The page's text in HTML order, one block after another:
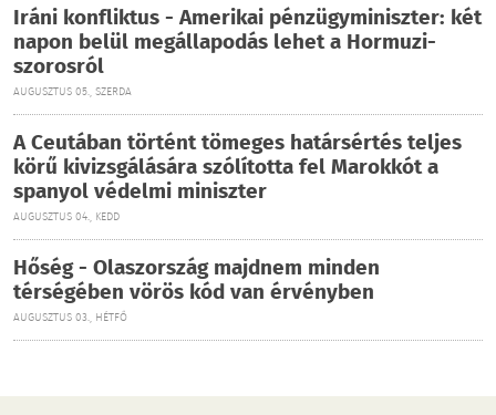
Iráni konfliktus - Amerikai pénzügyminiszter: két
napon belül megállapodás lehet a Hormuzi-
szorosról
AUGUSZTUS 05., SZERDA
A Ceutában történt tömeges határsértés teljes
körű kivizsgálására szólította fel Marokkót a
spanyol védelmi miniszter
AUGUSZTUS 04., KEDD
Hőség - Olaszország majdnem minden
térségében vörös kód van érvényben
AUGUSZTUS 03., HÉTFŐ